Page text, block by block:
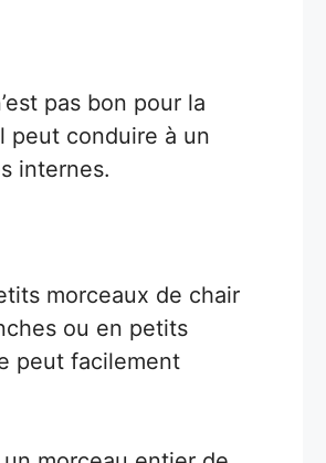
pas bon pour la
peut conduire à un
internes.
morceaux de chair
ou en petits
peut facilement